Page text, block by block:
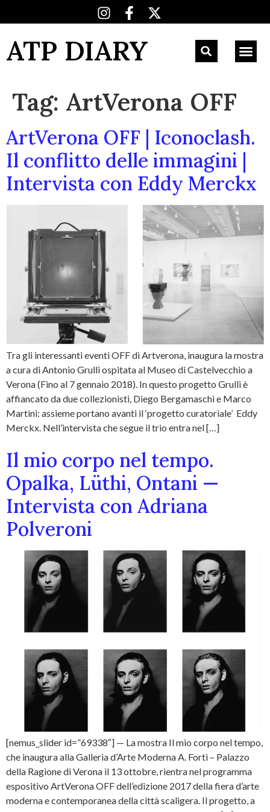
ATP DIARY
Tag: ArtVerona OFF
ArtVerona OFF | Iconoclash.
Il conflitto delle immagini |
Intervista con Eddy Merckx
Tra gli interessanti eventi OFF di Artverona, inaugura la mostra
a cura di Antonio Grulli ospitata al Museo di Castelvecchio a
Verona (Fino al 7 gennaio 2018). In questo progetto Grulli è
affiancato da due collezionisti, Diego Bergamaschi e Marco
Martini: assieme portano avanti il ‘progetto curatoriale’ Eddy
Merckx. Nell’intervista che segue il trio entra nel […]
Il mio corpo nel tempo.
Opalka, Lüthi, Ontani —
Intervista con Adriana
Polveroni
[nemus_slider id=”69338″] — La mostra Il mio corpo nel tempo,
che inaugura alla Galleria d’Arte Moderna A. Forti – Palazzo
della Ragione di Verona il 13 ottobre, rientra nel programma
espositivo ArtVerona OFF dell’edizione 2017 della fiera d’arte
moderna e contemporanea della città scaligera. Il progetto, a